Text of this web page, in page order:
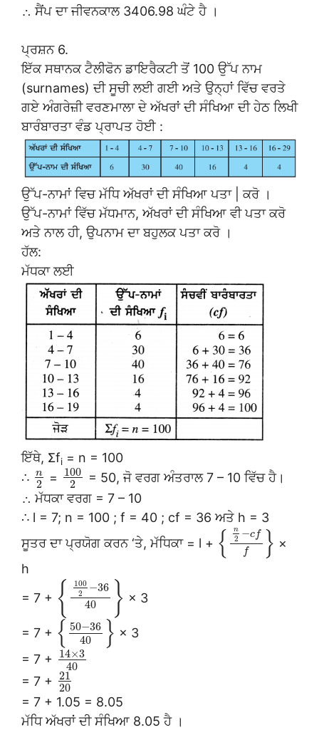
∴ ਸੈਂਪ ਦਾ ਜੀਵਨਕਾਲ 3406.98 ਘੰਟੇ ਹੈ ।
ਪ੍ਰਸ਼ਨ 6.
ਇੱਕ ਸਥਾਨਕ ਟੈਲੀਫੋਨ ਡਾਇਰੈਕਟੀ ਤੋਂ 100 ਉੱਪ ਨਾਮ
(surnames) ਦੀ ਸੂਚੀ ਲਈ ਗਈ ਅਤੇ ਉਨ੍ਹਾਂ ਵਿੱਚ ਵਰਤੇ
ਗਏ ਅੰਗਰੇਜ਼ੀ ਵਰਣਮਾਲਾ ਦੇ ਅੱਖਰਾਂ ਦੀ ਸੰਖਿਆ ਦੀ ਹੇਠ ਲਿਖੀ
ਬਾਰੰਬਾਰਤਾ ਵੰਡ ਪ੍ਰਾਪਤ ਹੋਈ :
ਉੱਪ-ਨਾਮਾਂ ਵਿਚ ਮੱਧਿ ਅੱਖਰਾਂ ਦੀ ਸੰਖਿਆ ਪਤਾ | ਕਰੋ ।
ਉੱਪ-ਨਾਮਾਂ ਵਿੱਚ ਮੱਧਮਾਨ, ਅੱਖਰਾਂ ਦੀ ਸੰਖਿਆ ਵੀ ਪਤਾ ਕਰੋ
ਅਤੇ ਨਾਲ ਹੀ, ਉਪਨਾਮ ਦਾ ਬਹੁਲਕ ਪਤਾ ਕਰੋ ।
ਹੱਲ:
ਮੱਧਕਾ ਲਈ
ਇੱਥੇ, Σfi = n = 100
∴
n
2 =
100
2
= 50, ਜੋ ਵਰਗ ਅੰਤਰਾਲ 7 – 10 ਵਿੱਚ ਹੈ।
∴ ਮੱਧਕਾ ਵਰਗ = 7 – 10
∴ l = 7; n = 100 ; f = 40 ; cf = 36 ਅਤੇ h = 3
ਸੂਤਰ ਦਾ ਪ੍ਰਯੋਗ ਕਰਨ ‘ਤੇ, ਮੱਧਿਕਾ = l + { n
2 −c f
f
} ×
h
= 7 + {
100
2
−36
40
} × 3
= 7 + { 50−36
40
} × 3
= 7 +
14×3
40
= 7 + 21
20
= 7 + 1.05 = 8.05
ਮੱਧਿ ਅੱਖਰਾਂ ਦੀ ਸੰਖਿਆ 8.05 ਹੈ ।